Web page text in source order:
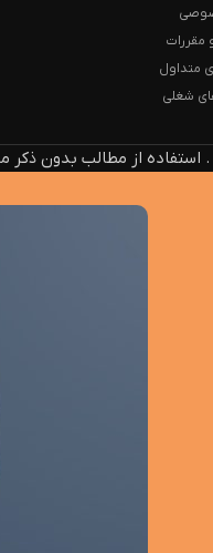
مقررات
متداول
شغلی